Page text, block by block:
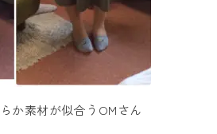
か素材が似合うOMさん